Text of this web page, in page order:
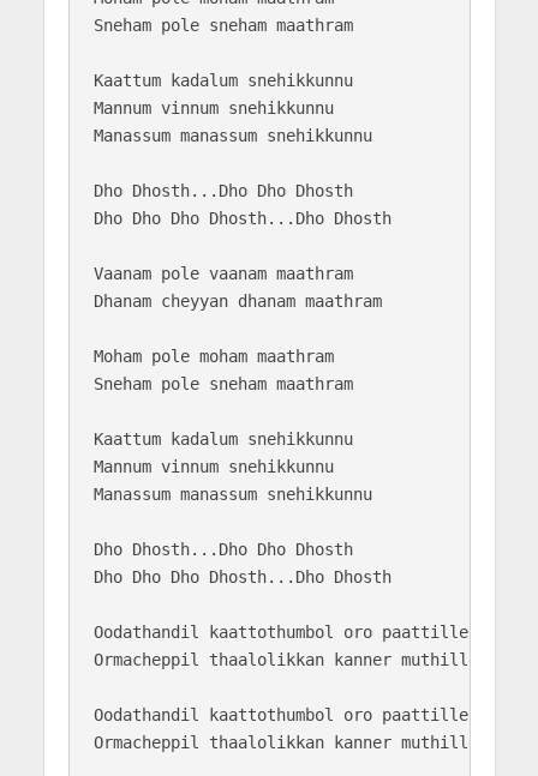
Sneham pole sneham maathram
Kaattum kadalum snehikkunnu
Mannum vinnum snehikkunnu
Manassum manassum snehikkunnu
Dho Dhosth...Dho Dho Dhosth
Dho Dho Dho Dhosth...Dho Dhosth
Vaanam pole vaanam maathram
Dhanam cheyyan dhanam maathram
Moham pole moham maathram
Sneham pole sneham maathram
Kaattum kadalum snehikkunnu
Mannum vinnum snehikkunnu
Manassum manassum snehikkunnu
Dho Dhosth...Dho Dho Dhosth
Dho Dho Dho Dhosth...Dho Dhosth
Oodathandil kaattothumbol oro paattille
Ormacheppil thaalolikkan kanner muthille
Oodathandil kaattothumbol oro paattille
Ormacheppil thaalolikkan kanner muthille